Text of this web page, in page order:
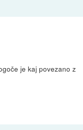
je kaj povezano z